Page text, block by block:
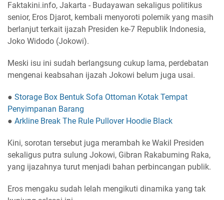
Faktakini.info, Jakarta - Budayawan sekaligus politikus
senior, Eros Djarot, kembali menyoroti polemik yang masih
berlanjut terkait ijazah Presiden ke-7 Republik Indonesia,
Joko Widodo (Jokowi).
Meski isu ini sudah berlangsung cukup lama, perdebatan
mengenai keabsahan ijazah Jokowi belum juga usai.
● Storage Box Bentuk Sofa Ottoman Kotak Tempat
Penyimpanan Barang
● Arkline Break The Rule Pullover Hoodie Black
Kini, sorotan tersebut juga merambah ke Wakil Presiden
sekaligus putra sulung Jokowi, Gibran Rakabuming Raka,
yang ijazahnya turut menjadi bahan perbincangan publik.
Eros mengaku sudah lelah mengikuti dinamika yang tak